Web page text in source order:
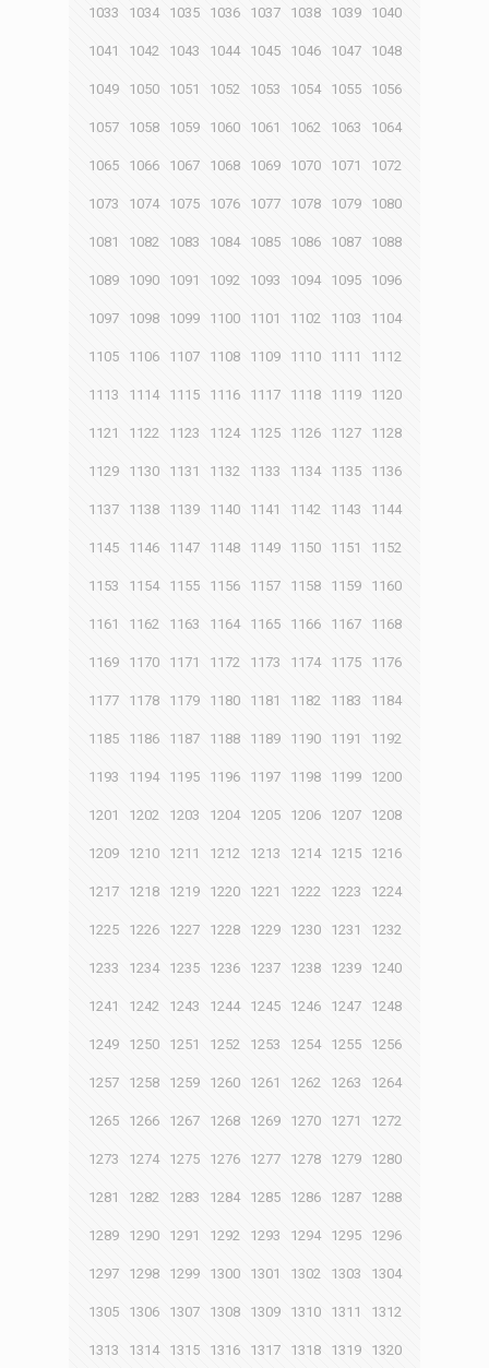
1033 1034 1035 1036 1037 1038 1039 1040
1041 1042 1043 1044 1045 1046 1047 1048
1049 1050 1051 1052 1053 1054 1055 1056
1057 1058 1059 1060 1061 1062 1063 1064
1065 1066 1067 1068 1069 1070 1071 1072
1073 1074 1075 1076 1077 1078 1079 1080
1081 1082 1083 1084 1085 1086 1087 1088
1089 1090 1091 1092 1093 1094 1095 1096
1097 1098 1099 1100 1101 1102 1103 1104
1105 1106 1107 1108 1109 1110 1111 1112
1113 1114 1115 1116 1117 1118 1119 1120
1121 1122 1123 1124 1125 1126 1127 1128
1129 1130 1131 1132 1133 1134 1135 1136
1137 1138 1139 1140 1141 1142 1143 1144
1145 1146 1147 1148 1149 1150 1151 1152
1153 1154 1155 1156 1157 1158 1159 1160
1161 1162 1163 1164 1165 1166 1167 1168
1169 1170 1171 1172 1173 1174 1175 1176
1177 1178 1179 1180 1181 1182 1183 1184
1185 1186 1187 1188 1189 1190 1191 1192
1193 1194 1195 1196 1197 1198 1199 1200
1201 1202 1203 1204 1205 1206 1207 1208
1209 1210 1211 1212 1213 1214 1215 1216
1217 1218 1219 1220 1221 1222 1223 1224
1225 1226 1227 1228 1229 1230 1231 1232
1233 1234 1235 1236 1237 1238 1239 1240
1241 1242 1243 1244 1245 1246 1247 1248
1249 1250 1251 1252 1253 1254 1255 1256
1257 1258 1259 1260 1261 1262 1263 1264
1265 1266 1267 1268 1269 1270 1271 1272
1273 1274 1275 1276 1277 1278 1279 1280
1281 1282 1283 1284 1285 1286 1287 1288
1289 1290 1291 1292 1293 1294 1295 1296
1297 1298 1299 1300 1301 1302 1303 1304
1305 1306 1307 1308 1309 1310 1311 1312
1313 1314 1315 1316 1317 1318 1319 1320